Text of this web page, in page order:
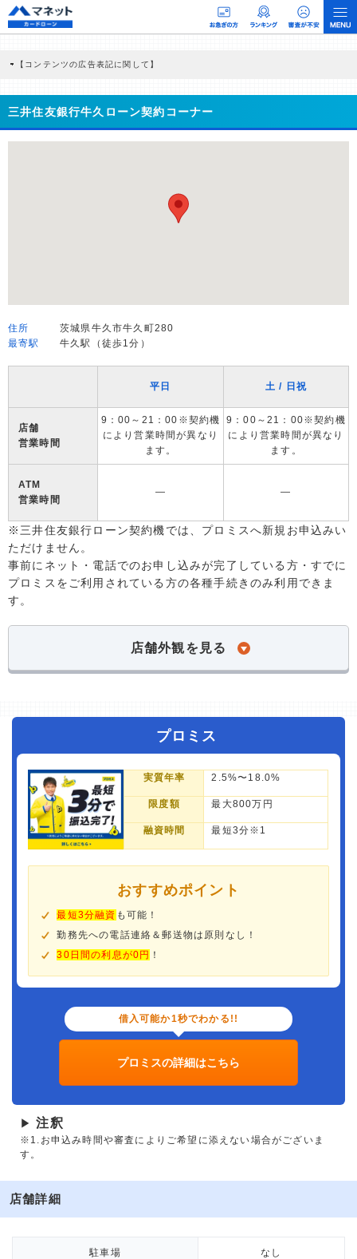
【コンテンツの広告表記に関して】
商品を根拠なくPRするものではなく、当編集部の調査／ユーザーへの口コミ収集な
どに基づき、公平性を担保した情報提供を行っています。
>提携企業一覧
三井住友銀行牛久ローン契約コーナー
住所
茨城県牛久市牛久町280
最寄駅
牛久駅（徒歩1分）
平日 土 / 日祝
店舗
営業時間
9：00～21：00※契約機
により営業時間が異なり
ます。
9：00～21：00※契約機
により営業時間が異なり
ます。
ATM
営業時間
― ―
※三井住友銀行ローン契約機では、プロミスへ新規お申込みい
ただけません。
事前にネット・電話でのお申し込みが完了している方・すでに
プロミスをご利用されている方の各種手続きのみ利用できま
す。
店舗外観を見る
プロミス
実質年率 2.5%〜18.0%
限度額 最大800万円
融資時間 最短3分※1
おすすめポイント
最短3分融資 も可能！
勤務先への電話連絡＆郵送物は原則なし！
30日間の利息が0円 ！
借入可能か1秒でわかる!!
プロミスの詳細はこちら
▶ 注釈
※1.お申込み時間や審査によりご希望に添えない場合がございま
す。
店舗詳細
駐車場 なし